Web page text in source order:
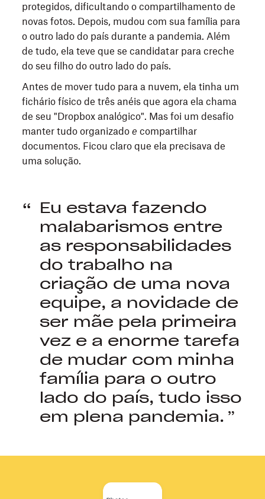
protegidos, dificultando o compartilhamento de
novas fotos. Depois, mudou com sua família para
o outro lado do país durante a pandemia. Além
de tudo, ela teve que se candidatar para creche
do seu filho do outro lado do país.
Antes de mover tudo para a nuvem, ela tinha um
fichário físico de três anéis que agora ela chama
de seu "Dropbox analógico". Mas foi um desafio
manter tudo organizadoe compartilhar
documentos. Ficou claro que ela precisava de
uma solução.
Eu estava fazendo
malabarismos entre
as responsabilidades
do trabalho na
criação de uma nova
equipe, a novidade de
ser mãe pela primeira
vez e a enorme tarefa
de mudar com minha
família para o outro
lado do país, tudo isso
em plena pandemia.